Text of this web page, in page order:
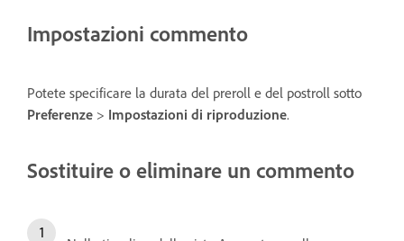
Impostazioni commento
Potete specificare la durata del preroll e del postroll sotto
Preferenze > Impostazioni di riproduzione.
Sostituire o eliminare un commento